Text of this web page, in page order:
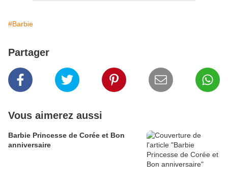
#Barbie
Partager
Vous aimerez aussi
Barbie Princesse de Corée et Bon
anniversaire